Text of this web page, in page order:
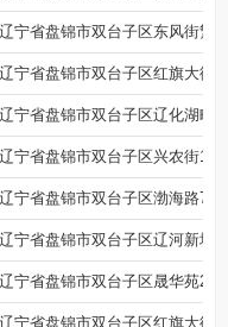
辽宁省盘锦市双台子区东风街繁
辽宁省盘锦市双台子区红旗大街
辽宁省盘锦市双台子区辽化湖畔
辽宁省盘锦市双台子区兴农街158
辽宁省盘锦市双台子区渤海路79
辽宁省盘锦市双台子区辽河新城5
辽宁省盘锦市双台子区晟华苑27
辽宁省盘锦市双台子区红旗大街